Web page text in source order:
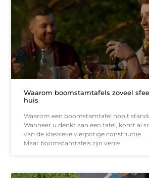
Waarom boomstamtafels zoveel
huis
Waarom een boomstamtafel nooit
Wanneer u denkt aan een tafel, komt al
van de klassieke vierpotige constructie.
Maar boomstamtafels zijn verre